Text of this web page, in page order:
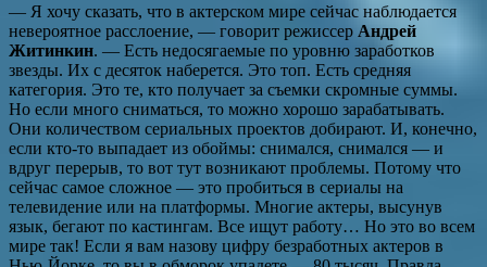
— Я хочу сказать, что в актерском мире сейчас наблюдается
невероятное расслоение, — говорит режиссер Андрей
Житинкин. — Есть недосягаемые по уровню заработков
звезды. Их с десяток наберется. Это топ. Есть средняя
категория. Это те, кто получает за съемки скромные суммы.
Но если много сниматься, то можно хорошо зарабатывать.
Они количеством сериальных проектов добирают. И, конечно,
если кто-то выпадает из обоймы: снимался, снимался — и
вдруг перерыв, то вот тут возникают проблемы. Потому что
сейчас самое сложное — это пробиться в сериалы на
телевидение или на платформы. Многие актеры, высунув
язык, бегают по кастингам. Все ищут работу… Но это во всем
мире так! Если я вам назову цифру безработных актеров в